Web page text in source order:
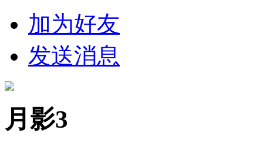
加为好友
发送消息
月影3